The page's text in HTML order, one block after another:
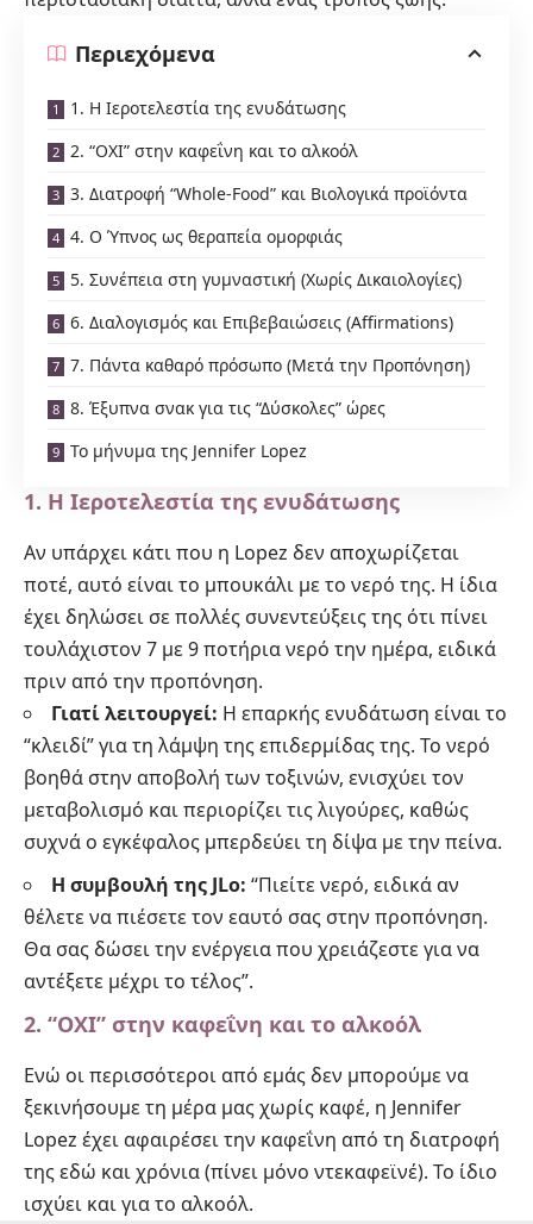
Περιεχόμενα
1. Η Ιεροτελεστία της ενυδάτωσης
2. “ΟΧΙ” στην καφεΐνη και το αλκοόλ
3. Διατροφή “Whole-Food” και Βιολογικά προϊόντα
4. Ο Ύπνος ως θεραπεία ομορφιάς
5. Συνέπεια στη γυμναστική (Χωρίς Δικαιολογίες)
6. Διαλογισμός και Επιβεβαιώσεις (Affirmations)
7. Πάντα καθαρό πρόσωπο (Μετά την Προπόνηση)
8. Έξυπνα σνακ για τις “Δύσκολες” ώρες
Το μήνυμα της Jennifer Lopez
1. Η Ιεροτελεστία της ενυδάτωσης
Αν υπάρχει κάτι που η Lopez δεν αποχωρίζεται
ποτέ, αυτό είναι το μπουκάλι με το νερό της. Η ίδια
έχει δηλώσει σε πολλές συνεντεύξεις της ότι πίνει
τουλάχιστον 7 με 9 ποτήρια νερό την ημέρα, ειδικά
πριν από την προπόνηση.
Γιατί λειτουργεί: Η επαρκής ενυδάτωση είναι το
“κλειδί” για τη λάμψη της επιδερμίδας της. Το νερό
βοηθά στην αποβολή των τοξινών, ενισχύει τον
μεταβολισμό και περιορίζει τις λιγούρες, καθώς
συχνά ο εγκέφαλος μπερδεύει τη δίψα με την πείνα.
Η συμβουλή της JLo: “Πιείτε νερό, ειδικά αν
θέλετε να πιέσετε τον εαυτό σας στην προπόνηση.
Θα σας δώσει την ενέργεια που χρειάζεστε για να
αντέξετε μέχρι το τέλος”.
2. “ΟΧΙ” στην καφεΐνη και το αλκοόλ
Ενώ οι περισσότεροι από εμάς δεν μπορούμε να
ξεκινήσουμε τη μέρα μας χωρίς καφέ, η Jennifer
Lopez έχει αφαιρέσει την καφεΐνη από τη διατροφή
της εδώ και χρόνια (πίνει μόνο ντεκαφεϊνέ). Το ίδιο
ισχύει και για το αλκοόλ.